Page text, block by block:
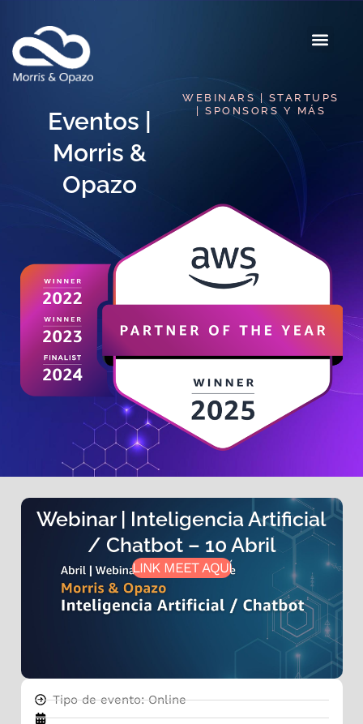
Eventos |
Morris &
Opazo​
WEBINARS | STARTUPS
| SPONSORS Y MÁS
Webinar | Inteligencia Artificial
/ Chatbot – 10 Abril
LINK MEET AQUÍ
Tipo de evento: Online